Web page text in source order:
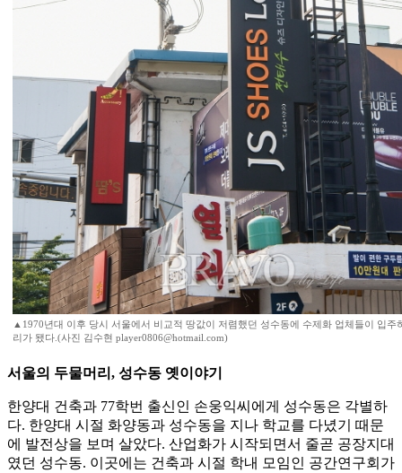
▲1970년대 이후 당시 서울에서 비교적 땅값이 저렴했던 성수동에 수제화 업체들이 입주
리가 됐다.(사진 김수현 player0806@hotmail.com)
서울의 두물머리, 성수동 옛이야기
한양대 건축과 77학번 출신인 손웅익씨에게 성수동은 각별하
다. 한양대 시절 화양동과 성수동을 지나 학교를 다녔기 때문
에 발전상을 보며 살았다. 산업화가 시작되면서 줄곧 공장지대
였던 성수동. 이곳에는 건축과 시절 학내 모임인 공간연구회가